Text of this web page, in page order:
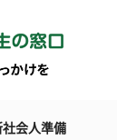
社会人準備